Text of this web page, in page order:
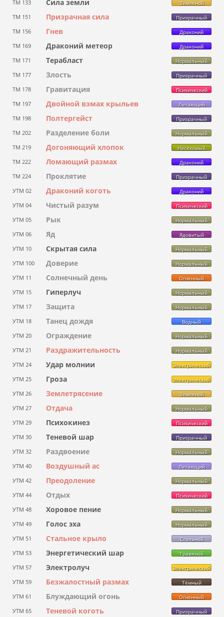
ТМ 133 Сила земли Земляной
ТМ 151 Призрачная сила Призрачный
ТМ 156 Гнев Драконий
ТМ 169 Драконий метеор Драконий
ТМ 171 Терабласт Нормальный
ТМ 177 Злость Призрачный
ТМ 178 Гравитация Психический
ТМ 197 Двойной взмах крыльев Летающий
ТМ 198 Полтергейст Призрачный
ТМ 202 Разделение боли Нормальный
ТМ 219 Догоняющий хлопок Насекомый
ТМ 222 Ломающий размах Драконий
ТМ 224 Проклятие Призрачный
УТМ 02 Драконий коготь Драконий
УТМ 04 Чистый разум Психический
УТМ 05 Рык Нормальный
УТМ 06 Яд Ядовитый
УТМ 10 Скрытая сила Нормальный
УТМ 100 Доверие Нормальный
УТМ 11 Солнечный день Огненный
УТМ 15 Гиперлуч Нормальный
УТМ 17 Защита Нормальный
УТМ 18 Танец дождя Водный
УТМ 20 Ограждение Нормальный
УТМ 21 Раздражительность Нормальный
УТМ 24 Удар молнии Электрический
УТМ 25 Гроза Электрический
УТМ 26 Землетрясение Земляной
УТМ 27 Отдача Нормальный
УТМ 29 Психокинез Психический
УТМ 30 Теневой шар Призрачный
УТМ 32 Раздвоение Нормальный
УТМ 40 Воздушный ас Летающий
УТМ 42 Преодоление Нормальный
УТМ 44 Отдых Психический
УТМ 48 Хоровое пение Нормальный
УТМ 49 Голос эха Нормальный
УТМ 51 Стальное крыло Стальной
УТМ 53 Энергетический шар Травяной
УТМ 57 Электролуч Электрический
УТМ 59 Безжалостный размах Тёмный
УТМ 61 Блуждающий огонь Огненный
УТМ 65 Теневой коготь Призрачный